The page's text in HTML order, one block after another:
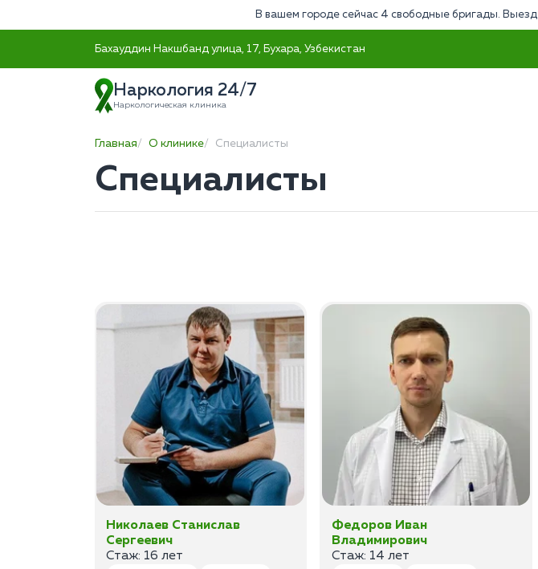
В вашем городе сейчас 4 свободные бригады. Выезд
Бахауддин Накшбанд улица, 17, Бухара, Узбекистан
Наркология 24/7
Наркологическая клиника
Главная О клинике Специалисты
Специалисты
Николаев Станислав
Сергеевич
Стаж: 16 лет
Федоров Иван
Владимирович
Стаж: 14 лет